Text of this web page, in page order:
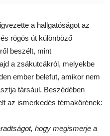
a hallgatóságot az
rögös út különböző
beszélt, mint
a zsákutcákról, melyekbe
ember belefut, amikor nem
társául. Beszédében
az ismerkedés témakörének:
hogy megismerje a